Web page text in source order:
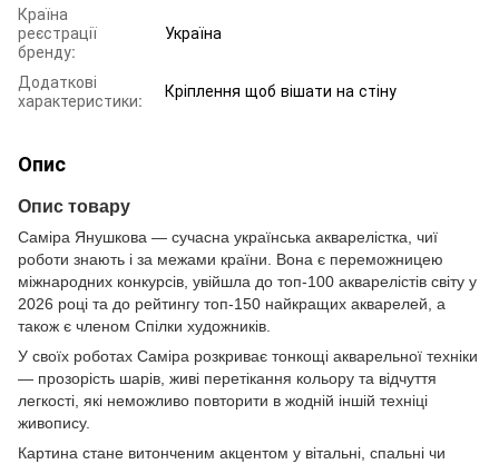
Країна
реєстрації
бренду:
Україна
Додаткові
характеристики:
Кріплення щоб вішати на стіну
Опис
Опис товару
Саміра Янушкова — сучасна українська акварелістка, чиї
роботи знають і за межами країни. Вона є переможницею
міжнародних конкурсів, увійшла до топ-100 акварелістів світу у
2026 році та до рейтингу топ-150 найкращих акварелей, а
також є членом Спілки художників.
У своїх роботах Саміра розкриває тонкощі акварельної техніки
— прозорість шарів, живі перетікання кольору та відчуття
легкості, які неможливо повторити в жодній іншій техніці
живопису.
Картина стане витонченим акцентом у вітальні, спальні чи